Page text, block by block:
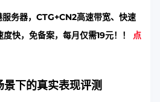
务器，CTG+CN2高速带宽、快速
快，免备案，每月仅需19元！！ 点
下的真实表现评测